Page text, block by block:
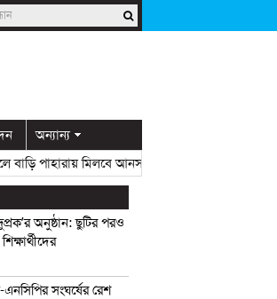
অন্যান্য
পাহারায় মিলবে আনসার সদস্য: ডিসি মামুন
অনুষ্ঠান: ছুটির পরও
এনসিপির সংঘর্ষের রেশ